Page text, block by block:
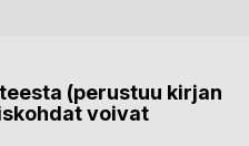
(perustuu kirjan
voivat